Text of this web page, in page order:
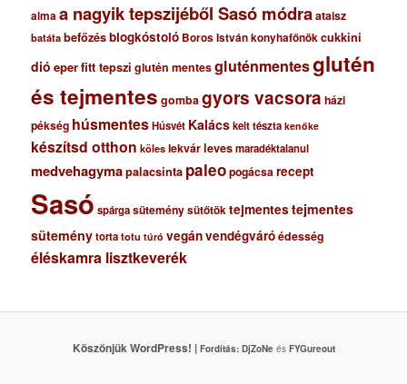
almaa nagyik tepszijéből Sasó módraataisz
batáta befőzésblogkóstoló Boros István konyhafőnökcukkini
dió eperfitt tepszi glutén mentesgluténmentesglutén
és tejmentes gombagyors vacsora házi
pékség húsmentesHúsvét Kalácskelt tészta kenőke
készítsd otthon köles lekvárlevesmaradéktalanul
medvehagymapalacsinta paleopogácsa recept
Sasó spárgasüteménysütőtöktejmentestejmentes
süteménytorta totu túró vegánvendégváróédesség
éléskamra lisztkeverék
Köszönjük WordPress! | Fordítás: DjZoNeés FYGureout